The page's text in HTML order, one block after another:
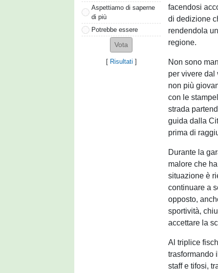
Aspettiamo di saperne
di più
Potrebbe essere
[ Risultati ]
facendosi
di dedizione
rendendola
regione.
Non sono
per vivere dal
non più
con le
strada
guida dalla
prima di
Durante la
malore che
situazione è
continuare a
opposto,
sportività,
accettare la
Al triplice
trasformando
staff e tifosi,